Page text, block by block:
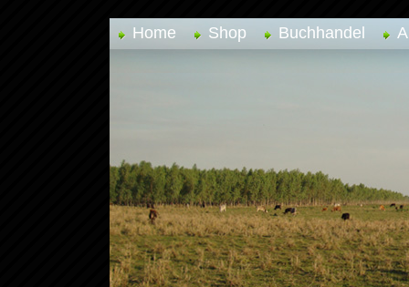
Home Shop Buchhandel